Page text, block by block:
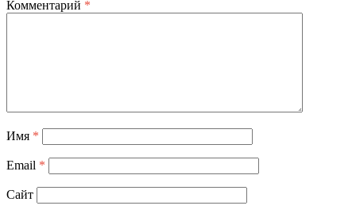
Комментарий *
Имя *
Email *
Сайт